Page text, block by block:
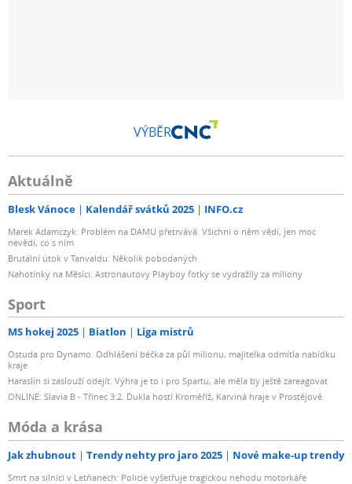
VÝBĚR
Aktuálně
Blesk Vánoce Kalendář svátků 2025 INFO.cz
Marek Adamczyk: Problém na DAMU přetrvává. Všichni o něm vědí, jen moc
nevědí, co s ním
Brutální útok v Tanvaldu: Několik pobodaných
Nahotinky na Měsíci: Astronautovy Playboy fotky se vydražily za miliony
Sport
MS hokej 2025 Biatlon Liga mistrů
Ostuda pro Dynamo. Odhlášení béčka za půl milionu, majitelka odmítla nabídku
kraje
Haraslín si zaslouží odejít. Výhra je to i pro Spartu, ale měla by ještě zareagovat
ONLINE: Slavia B - Třinec 3:2. Dukla hostí Kroměříž, Karviná hraje v Prostějově
Móda a krása
Jak zhubnout Trendy nehty pro jaro 2025 Nové make-up trendy
Smrt na silnici v Letňanech: Policie vyšetřuje tragickou nehodu motorkáře